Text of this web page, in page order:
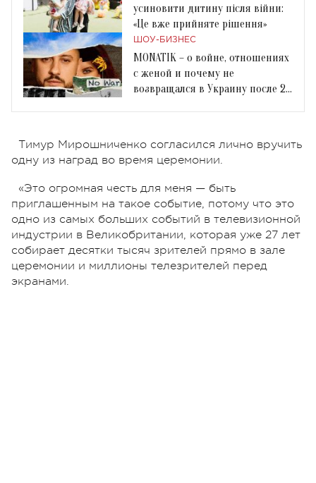
усиновити дитину після війни:
«Це вже прийняте рішення»
ШОУ-БИЗНЕС
MONATIK – о войне, отношениях
с женой и почему не
возвращался в Украину после 24
Тимур Мирошниченко согласился лично вручить
одну из наград во время церемонии.
«Это огромная честь для меня — быть
приглашенным на такое событие, потому что это
одно из самых больших событий в телевизионной
индустрии в Великобритании, которая уже 27 лет
собирает десятки тысяч зрителей прямо в зале
церемонии и миллионы телезрителей перед
экранами.